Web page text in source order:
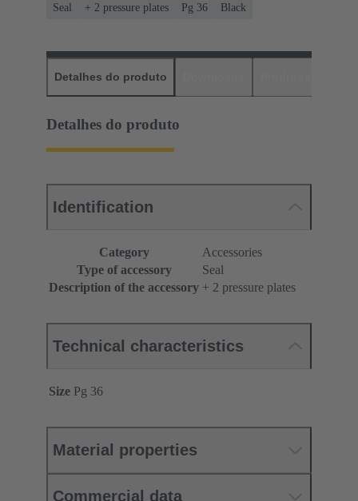
Seal + 2 pressure plates Pg 36 Black
Detalhes do produto
Detalhes do produto
Identification
Category
Accessories
Type of accessory
Seal
Description of the accessory + 2 pressure plates
Technical characteristics
Size Pg 36
Material properties
Commercial data